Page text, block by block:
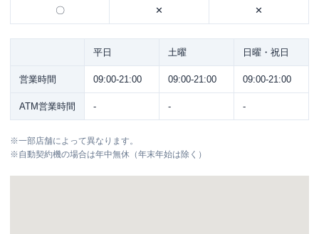
〇 ✕ ✕
平日 土曜 日曜・祝日
営業時間 09:00-21:00 09:00-21:00 09:00-21:00
ATM営業時間 - - -
※一部店舗によって異なります。
※自動契約機の場合は年中無休（年末年始は除く）